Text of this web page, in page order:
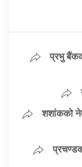
प्रभु
शशांकको